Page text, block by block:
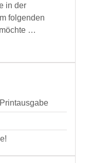
in der
folgenden
…